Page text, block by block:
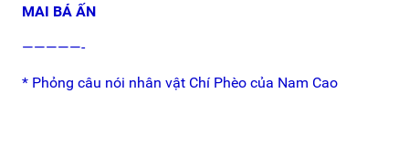
MAI BÁ ẤN
—————-
* Phỏng câu nói nhân vật Chí Phèo của Nam Cao